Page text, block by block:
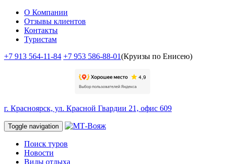
О Компании
Отзывы клиентов
Контакты
Туристам
+7 913 564-11-84 +7 953 586-88-01(Круизы по Енисею)
г. Красноярск, ул. Красной Гвардии 21, офис 609
Toggle navigation
Поиск туров
Новости
Виды отдыха